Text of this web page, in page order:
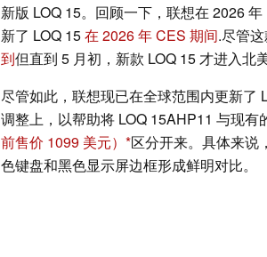
新版 LOQ 15。回顾一下，联想在 2026
新了 LOQ 15在 2026 年 CES 期间.尽管
到但直到 5 月初，新款 LOQ 15 才进入北
尽管如此，联想现已在全球范围内更新了
调整上，以帮助将 LOQ 15AHP11 与现有
前售价 1099 美元）
区分开来。具体来说
色键盘和黑色显示屏边框形成鲜明对比。